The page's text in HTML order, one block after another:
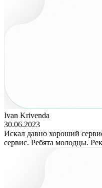
Ivan Krivenda
30.06.2023
Искал давно хороший
сервис. Ребята молодцы.